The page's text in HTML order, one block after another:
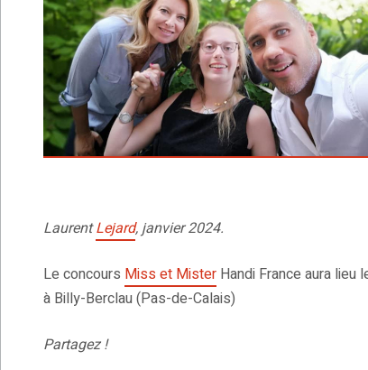
LaurentLejard, janvier 2024.
Le concours Miss et Mister Handi France aura lieu
à Billy-Berclau (Pas-de-Calais)
Partagez !